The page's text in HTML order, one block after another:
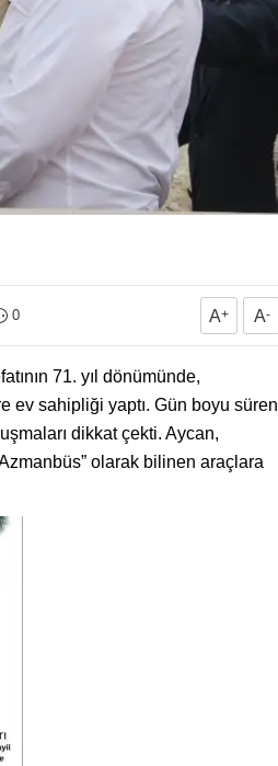
0 A+ A-
71. yıl dönümünde,
ev sahipliği yaptı. Gün boyu süren
dikkat çekti. Aycan,
olarak bilinen araçlara